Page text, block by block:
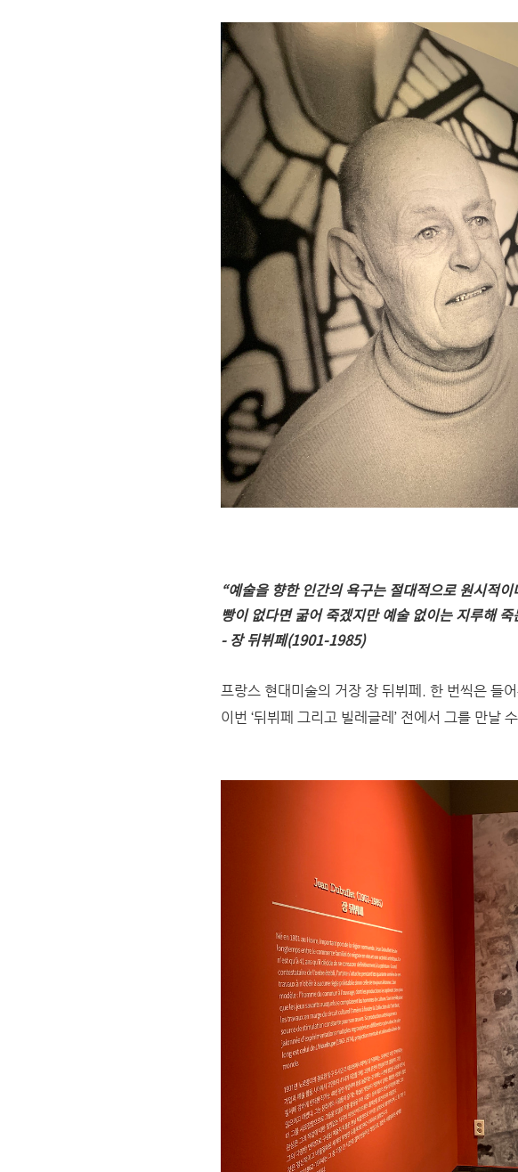
“예술을 향한 인간의 욕구는 절대적으로 원시적이
빵이 없다면 굶어 죽겠지만 예술 없이는 지루해 죽
- 장 뒤뷔페(1901-1985)
프랑스 현대미술의 거장 장 뒤뷔페. 한 번씩은 들
이번 ‘뒤뷔페 그리고 빌레글레’ 전에서 그를 만날